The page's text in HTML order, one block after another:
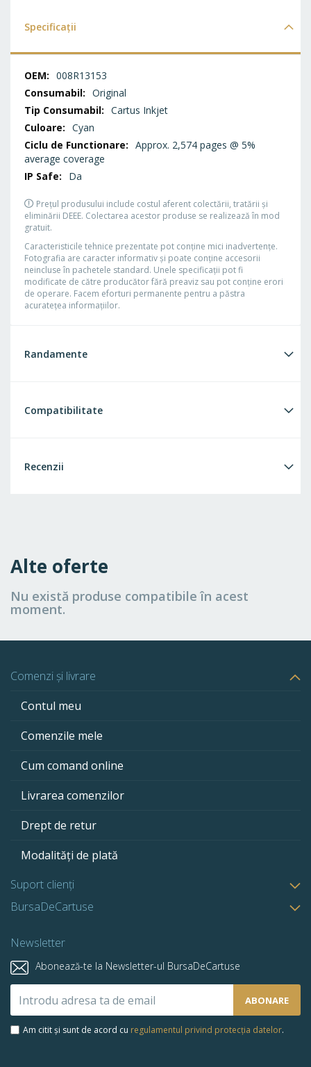
Specificații
Specificații008R13153
Original
Cartus Inkjet
Cyan
Approx. 2,574 pages @ 5%
average coverage
Da
Prețul produsului include costul aferent colectării, tratării și
eliminării DEEE. Colectarea acestor produse se realizează în mod
gratuit.
Caracteristicile tehnice prezentate pot conţine mici inadvertenţe.
Fotografia are caracter informativ şi poate conţine accesorii
neincluse în pachetele standard. Unele specificaţii pot fi
modificate de către producător fără preaviz sau pot conţine erori
de operare. Facem eforturi permanente pentru a păstra
acurateţea informaţiilor.
Randamente
Compatibilitate
Recenzii
Alte oferte
Nu există produse compatibile în acest
moment.
Comenzi și livrare
Contul meu
Comenzile mele
Cum comand online
Livrarea comenzilor
Drept de retur
Modalități de plată
Suport clienți
BursaDeCartuse
Newsletter
Abonează-te la Newsletter-ul BursaDeCartuse
la
newsletter-
ABONARE
Am citit și sunt de acord cu regulamentul privind protecția datelor.